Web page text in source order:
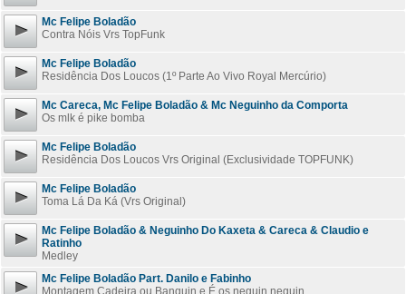
Mc Felipe Boladão
Contra Nóis Vrs TopFunk
Mc Felipe Boladão
Residência Dos Loucos (1º Parte Ao Vivo Royal Mercúrio)
Mc Careca, Mc Felipe Boladão & Mc Neguinho da Comporta
Os mlk é pike bomba
Mc Felipe Boladão
Residência Dos Loucos Vrs Original (Exclusividade TOPFUNK)
Mc Felipe Boladão
Toma Lá Da Ká (Vrs Original)
Mc Felipe Boladão & Neguinho Do Kaxeta & Careca & Claudio e
Ratinho
Medley
Mc Felipe Boladão Part. Danilo e Fabinho
Montagem Cadeira ou Banquin e É os neguin neguin